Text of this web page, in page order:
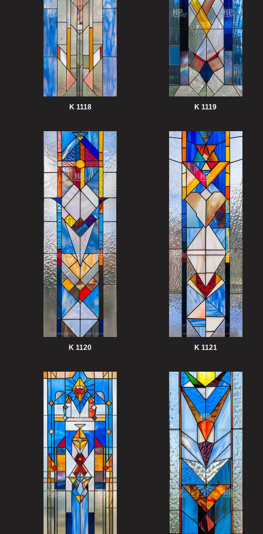
K 1118 K 1119
K 1120 K 1121